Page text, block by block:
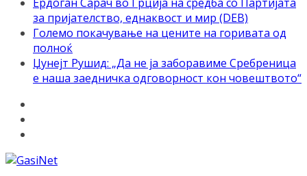
за пријателство, еднаквост и мир (DEB)
Големо покачување на цените на горивата од
полноќ
Џунејт Рушид: „Да не ја заборавиме Сребреница
е наша заедничка одговорност кон човештвото“